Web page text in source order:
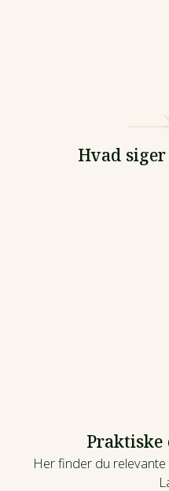
Hvad
Her finder du